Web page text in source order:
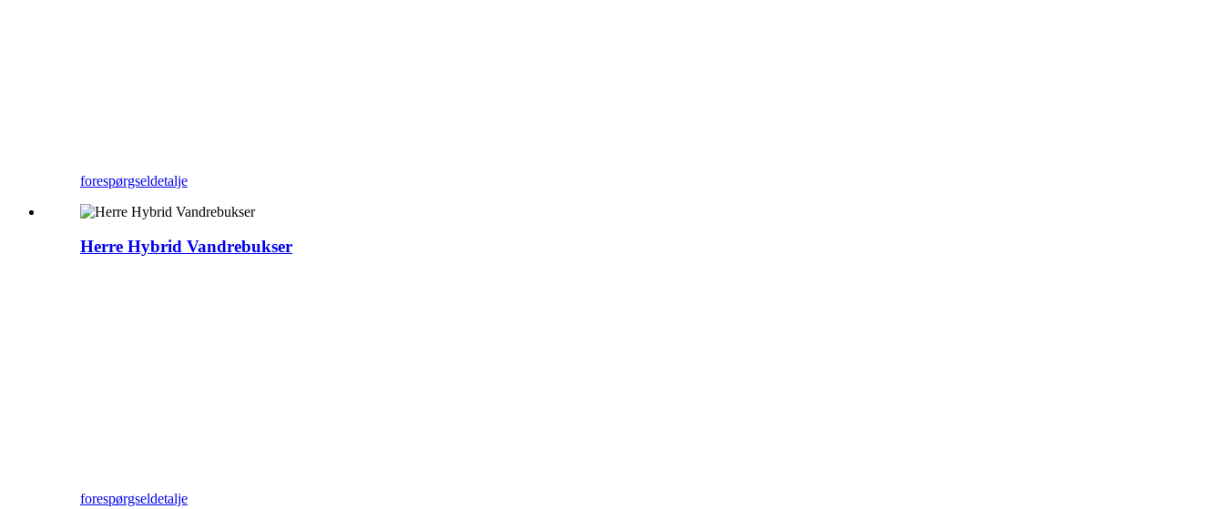
forespørgseldetalje
Herre Hybrid Vandrebukser
forespørgseldetalje